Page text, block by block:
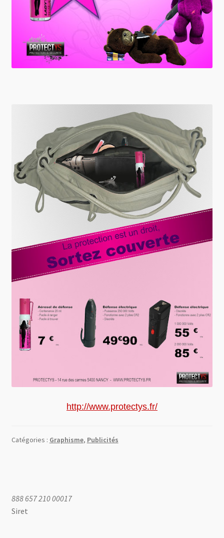
http://www.protectys.fr/
Catégories : Graphisme, Publicités
888 657 210 00017
Siret